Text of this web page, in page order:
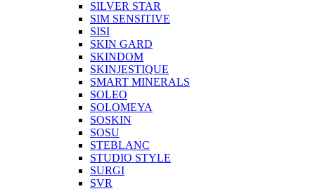
SILVER STAR
SIM SENSITIVE
SISI
SKIN GARD
SKINDOM
SKINJESTIQUE
SMART MINERALS
SOLEO
SOLOMEYA
SOSKIN
SOSU
STEBLANC
STUDIO STYLE
SURGI
SVR